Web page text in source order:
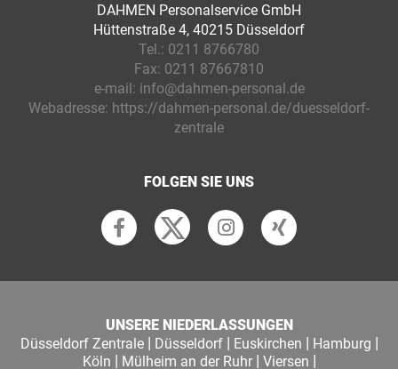
DAHMEN Personalservice GmbH
Hüttenstraße 4, 40215 Düsseldorf
Tel.: 0211 8766780
Fax: 0211 87667810
e-mail: info@dahmen-personal.de
Webadresse: https://dahmen-personal.de/duesseldorf-
zentrale
FOLGEN SIE UNS
UNSERE NIEDERLASSUNGEN
Düsseldorf Zentrale| Düsseldorf| Euskirchen | Hamburg |
Köln | Mülheim an der Ruhr| Viersen |